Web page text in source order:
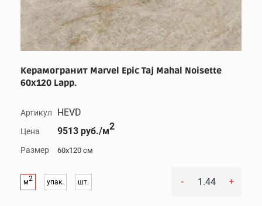
Керамогранит Marvel Epic Taj Mahal Noisette
60x120 Lapp.
Артикул HEVD
Цена 9513 руб./м2
Размер 60x120 см
м2 упак. шт. - +